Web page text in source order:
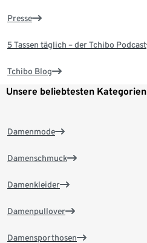
Presse
5 Tassen täglich – der Tchibo Podcast
Tchibo Blog
Unsere beliebtesten Kategorien
Damenmode
Damenschmuck
Damenkleider
Damenpullover
Damensporthosen